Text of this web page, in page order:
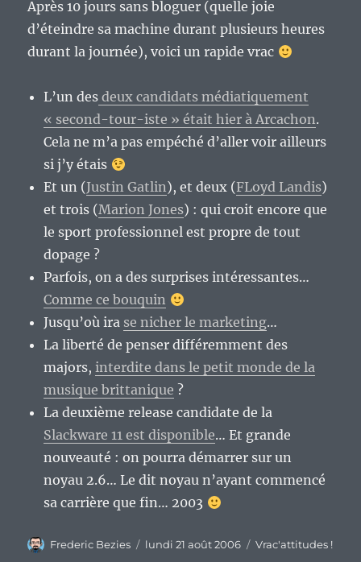
Après 10 jours sans bloguer (quelle joie
d’éteindre sa machine durant plusieurs heures
durant la journée), voici un rapide vrac
L’un des deux candidats médiatiquement
« second-tour-iste » était hier à Arcachon.
Cela ne m’a pas empéché d’aller voir ailleurs
si j’y étais
Et un (Justin Gatlin), et deux (FLoyd Landis)
et trois (Marion Jones) : qui croit encore que
le sport professionnel est propre de tout
dopage ?
Parfois, on a des surprises intéressantes…
Comme ce bouquin
Jusqu’où ira se nicher le marketing…
La liberté de penser différemment des
majors,interdite dans le petit monde de la
musique brittanique ?
La deuxième release candidate de la
Slackware 11 est disponible… Et grande
nouveauté : on pourra démarrer sur un
noyau 2.6… Le dit noyau n’ayant commencé
sa carrière que fin… 2003
Auteur
Frederic Bezies
Publié
lundi 21 août 2006 Catégories
Vrac'attitudes !